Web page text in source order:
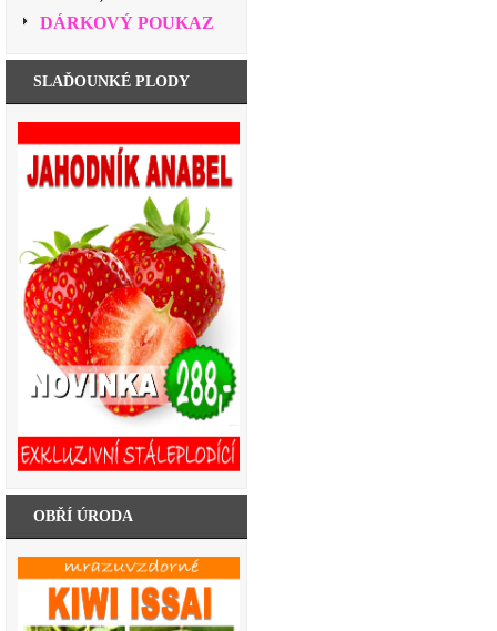
DÁRKOVÝ POUKAZ
SLAĎOUNKÉ PLODY
OBŘÍ ÚRODA